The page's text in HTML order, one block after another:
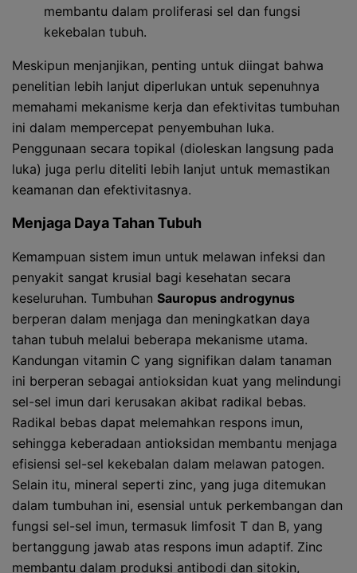
membantu dalam proliferasi sel dan fungsi
kekebalan tubuh.
Meskipun menjanjikan, penting untuk diingat bahwa
penelitian lebih lanjut diperlukan untuk sepenuhnya
memahami mekanisme kerja dan efektivitas tumbuhan
ini dalam mempercepat penyembuhan luka.
Penggunaan secara topikal (dioleskan langsung pada
luka) juga perlu diteliti lebih lanjut untuk memastikan
keamanan dan efektivitasnya.
Menjaga Daya Tahan Tubuh
Kemampuan sistem imun untuk melawan infeksi dan
penyakit sangat krusial bagi kesehatan secara
keseluruhan. Tumbuhan Sauropus androgynus
berperan dalam menjaga dan meningkatkan daya
tahan tubuh melalui beberapa mekanisme utama.
Kandungan vitamin C yang signifikan dalam tanaman
ini berperan sebagai antioksidan kuat yang melindungi
sel-sel imun dari kerusakan akibat radikal bebas.
Radikal bebas dapat melemahkan respons imun,
sehingga keberadaan antioksidan membantu menjaga
efisiensi sel-sel kekebalan dalam melawan patogen.
Selain itu, mineral seperti zinc, yang juga ditemukan
dalam tumbuhan ini, esensial untuk perkembangan dan
fungsi sel-sel imun, termasuk limfosit T dan B, yang
bertanggung jawab atas respons imun adaptif. Zinc
membantu dalam produksi antibodi dan sitokin,